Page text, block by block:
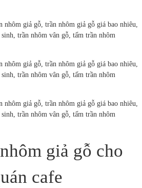
giả gỗ cho
cafe